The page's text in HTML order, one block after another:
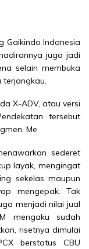
Gaikindo Indonesia
juga jadi
selain membuka
X-ADV, atau versi
tersebut
Me
sederet
layak, mengingat
sekelas maupun
mengepak. Tak
menjadi nilai jual
mengaku sudah
risetnya dimulai
berstatus CBU